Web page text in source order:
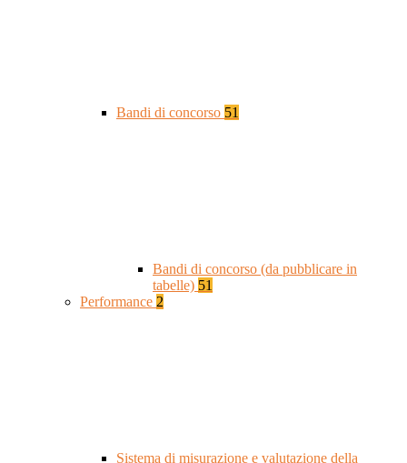
Bandi di concorso 51
Bandi di concorso (da pubblicare in
tabelle) 51
Performance 2
Sistema di misurazione e valutazione della